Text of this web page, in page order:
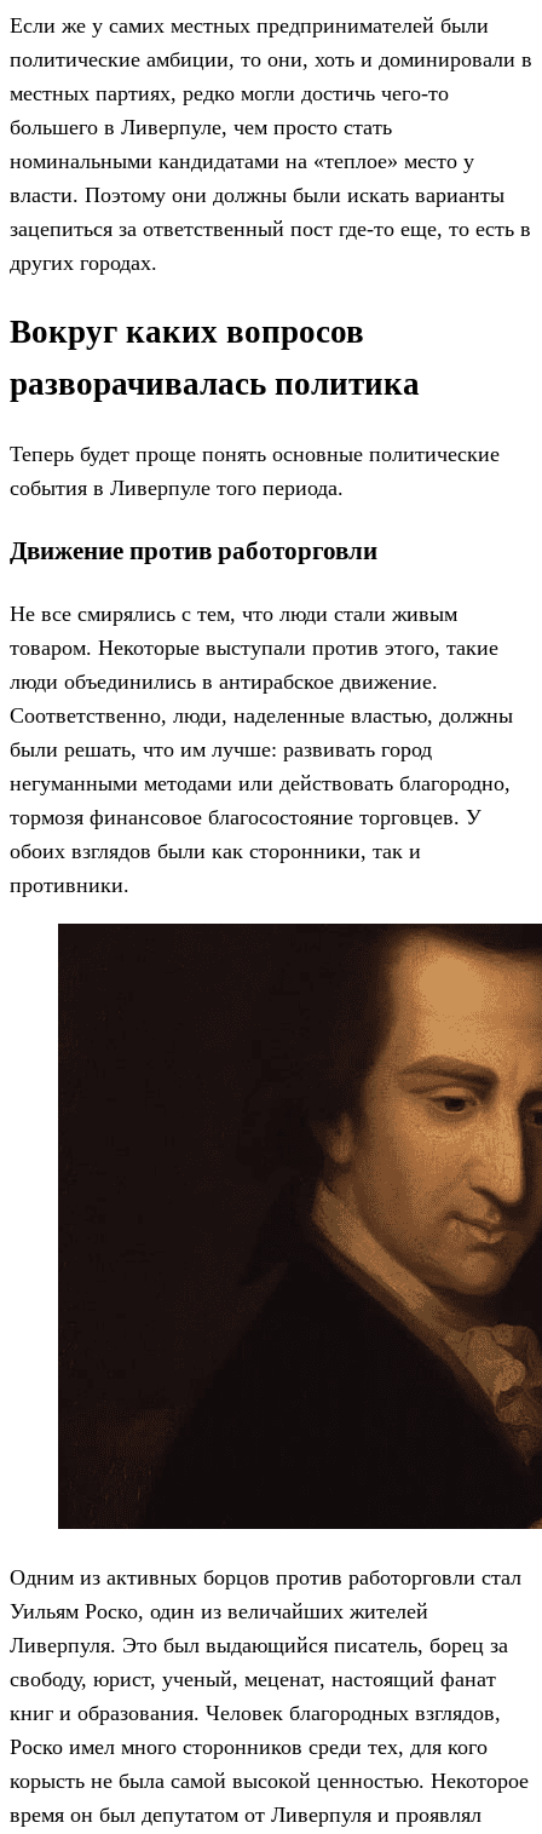
Если же у самих местных предпринимателей были
политические амбиции, то они, хоть и доминировали в
местных партиях, редко могли достичь чего-то
большего в Ливерпуле, чем просто стать
номинальными кандидатами на «теплое» место у
власти. Поэтому они должны были искать варианты
зацепиться за ответственный пост где-то еще, то есть в
других городах.
Вокруг каких вопросов
разворачивалась политика
Теперь будет проще понять основные политические
события в Ливерпуле того периода.
Движение против работорговли
Не все смирялись с тем, что люди стали живым
товаром. Некоторые выступали против этого, такие
люди объединились в антирабское движение.
Соответственно, люди, наделенные властью, должны
были решать, что им лучше: развивать город
негуманными методами или действовать благородно,
тормозя финансовое благосостояние торговцев. У
обоих взглядов были как сторонники, так и
противники.
Одним из активных борцов против работорговли стал
Уильям Роско, один из величайших жителей
Ливерпуля. Это был выдающийся писатель, борец за
свободу, юрист, ученый, меценат, настоящий фанат
книг и образования. Человек благородных взглядов,
Роско имел много сторонников среди тех, для кого
корысть не была самой высокой ценностью. Некоторое
время он был депутатом от Ливерпуля и проявлял